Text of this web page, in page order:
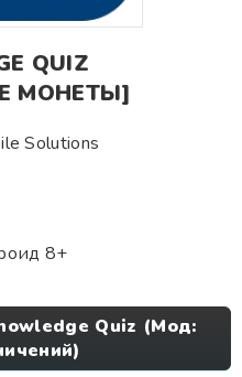
QUIZ
МОНЕТЫ]
Solutions
8+
Quiz (Мод: